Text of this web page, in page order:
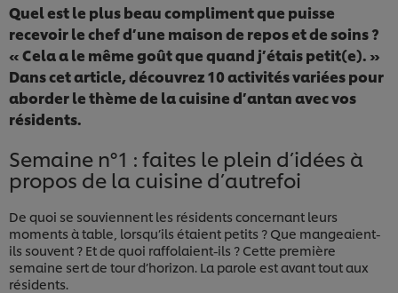
Quel est le plus beau compliment que puisse
recevoir le chef d’une maison de repos et de soins ?
« Cela a le même goût que quand j’étais petit(e). »
Dans cet article, découvrez 10 activités variées pour
aborder le thème de la cuisine d’antan avec vos
résidents.
Semaine n°1 : faites le plein d’idées à
propos de la cuisine d’autrefoi
De quoi se souviennent les résidents concernant leurs
moments à table, lorsqu’ils étaient petits ? Que mangeaient-
ils souvent ? Et de quoi raffolaient-ils ? Cette première
semaine sert de tour d’horizon. La parole est avant tout aux
résidents.